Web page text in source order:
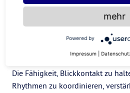
für vaginale oder anale
wird die Machtdynamik lieben, die
Position des Eindringens von
Die Fähigkeit, Blickkontakt zu
Rhythmen zu koordinieren,
mehr
Powered by
Impressum